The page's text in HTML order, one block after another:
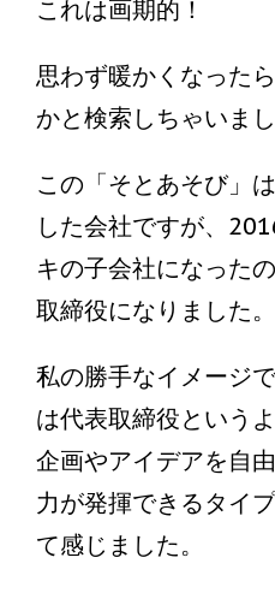
これは画期的！
思わず暖かくなった
かと検索しちゃいまし
この「そとあそび」
した会社ですが、
キの子会社になった
取締役になりました。
私の勝手なイメージ
は代表取締役という
企画やアイデアを自
力が発揮できるタイ
て感じました。